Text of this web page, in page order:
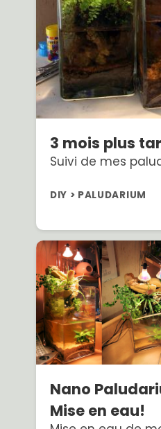
3 mois plus
Suivi de mes
DIY > PALUDARIUM
Nano
Mise en eau!